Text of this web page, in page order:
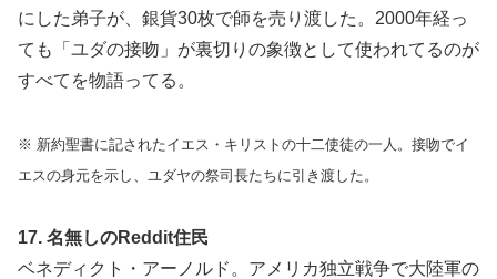
にした弟子が、銀貨30枚で師を売り渡した。2000年経っ
ても「ユダの接吻」が裏切りの象徴として使われてるのが
すべてを物語ってる。
※ 新約聖書に記されたイエス・キリストの十二使徒の一人。接吻でイ
エスの身元を示し、ユダヤの祭司長たちに引き渡した。
17. 名無しのReddit住民
ベネディクト・アーノルド。アメリカ独立戦争で大陸軍の